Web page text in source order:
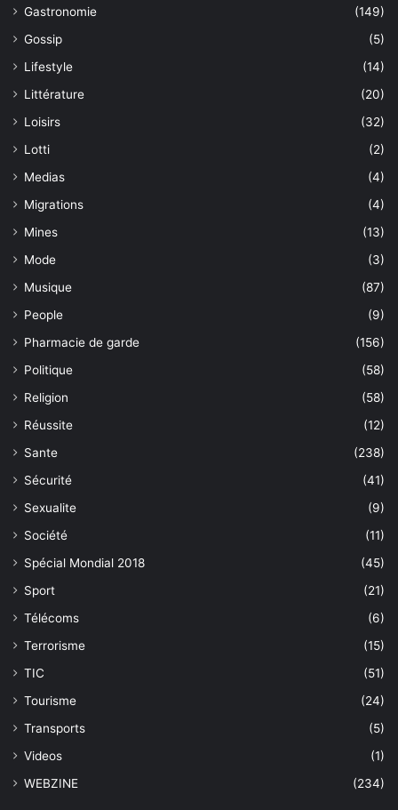
Gastronomie
(149)
Gossip
(5)
Lifestyle
(14)
Littérature
(20)
Loisirs
(32)
Lotti
(2)
Medias
(4)
Migrations
(4)
Mines
(13)
Mode
(3)
Musique
(87)
People
(9)
Pharmacie de garde
(156)
Politique
(58)
Religion
(58)
Réussite
(12)
Sante
(238)
Sécurité
(41)
Sexualite
(9)
Société
(11)
Spécial Mondial 2018
(45)
Sport
(21)
Télécoms
(6)
Terrorisme
(15)
TIC
(51)
Tourisme
(24)
Transports
(5)
Videos
(1)
WEBZINE
(234)